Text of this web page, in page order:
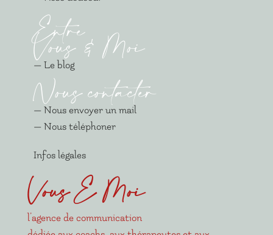
Entre
Vous & Moi
— Le blog
Nous contacter
— Nous envoyer un mail
— Nous téléphoner
Infos légales
Vous E Moi
l’agence de communication